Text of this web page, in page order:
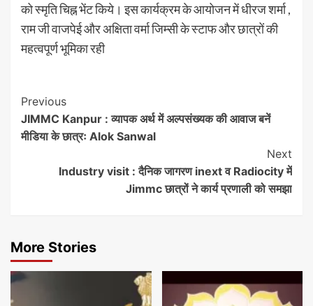
को स्मृति चिह्न भेंट किये। इस कार्यक्रम के आयोजन में धीरज शर्मा ,
राम जी वाजपेई और अक्षिता वर्मा जिम्सी के स्टाफ और छात्रों की
महत्वपूर्ण भूमिका रही
Post
Navigation
Previous
JIMMC Kanpur : व्यापक अर्थ में अल्पसंख्यक की आवाज बनें
मीडिया के छात्रः Alok Sanwal
Next
Industry visit : दैनिक जागरण inext व Radiocity में
Jimmc छात्रों ने कार्य प्रणाली को समझा
More Stories